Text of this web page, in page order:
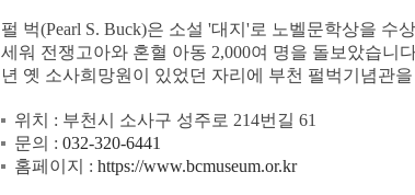
펄 벅(Pearl S. Buck)은 소설 '대지'로 노벨문학상을
세워 전쟁고아와 혼혈 아동 2,000여 명을 돌보았습니
년 옛 소사희망원이 있었던 자리에 부천 펄벅기념관
위치 : 부천시 소사구 성주로 214번길 61
문의 : 032-320-6441
홈페이지 : https://www.bcmuseum.or.kr